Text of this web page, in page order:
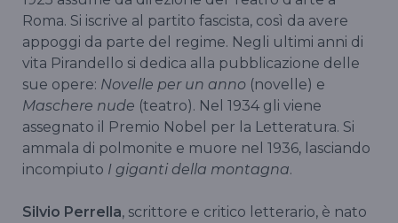
Roma. Si iscrive al partito fascista, così da avere
appoggi da parte del regime. Negli ultimi anni di
vita Pirandello si dedica alla pubblicazione delle
sue opere: Novelle per un anno (novelle) e
Maschere nude (teatro). Nel 1934 gli viene
assegnato il Premio Nobel per la Letteratura. Si
ammala di polmonite e muore nel 1936, lasciando
incompiuto I giganti della montagna.
Silvio Perrella, scrittore e critico letterario, è nato